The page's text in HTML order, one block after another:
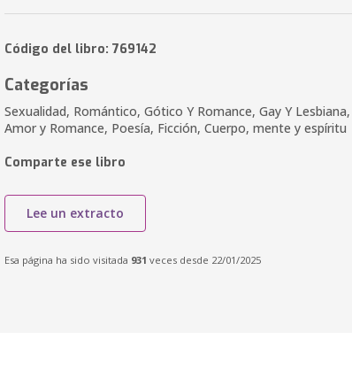
Código del libro: 769142
Categorías
Sexualidad, Romántico, Gótico Y Romance, Gay Y Lesbiana,
Amor y Romance, Poesía, Ficción, Cuerpo, mente y espíritu
Comparte ese libro
Lee un extracto
Esa página ha sido visitada 931 veces desde 22/01/2025